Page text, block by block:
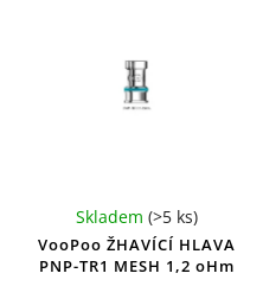
VooPoo ŽHAVÍCÍ HLAVA
PNP-TR1 MESH 1,2 oHm
Skladem (>5 ks)